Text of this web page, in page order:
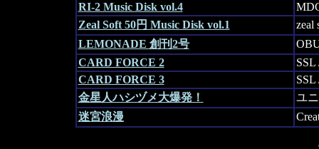
RI-2 Music Disk vol.4
Zeal Soft 50円 Music Disk vol.1
zeal
LEMONADE 創刊2号
CARD FORCE 2
SSL
CARD FORCE 3
SSL
金星人ハシヅメ大爆発！
ユ
迷宮浪漫